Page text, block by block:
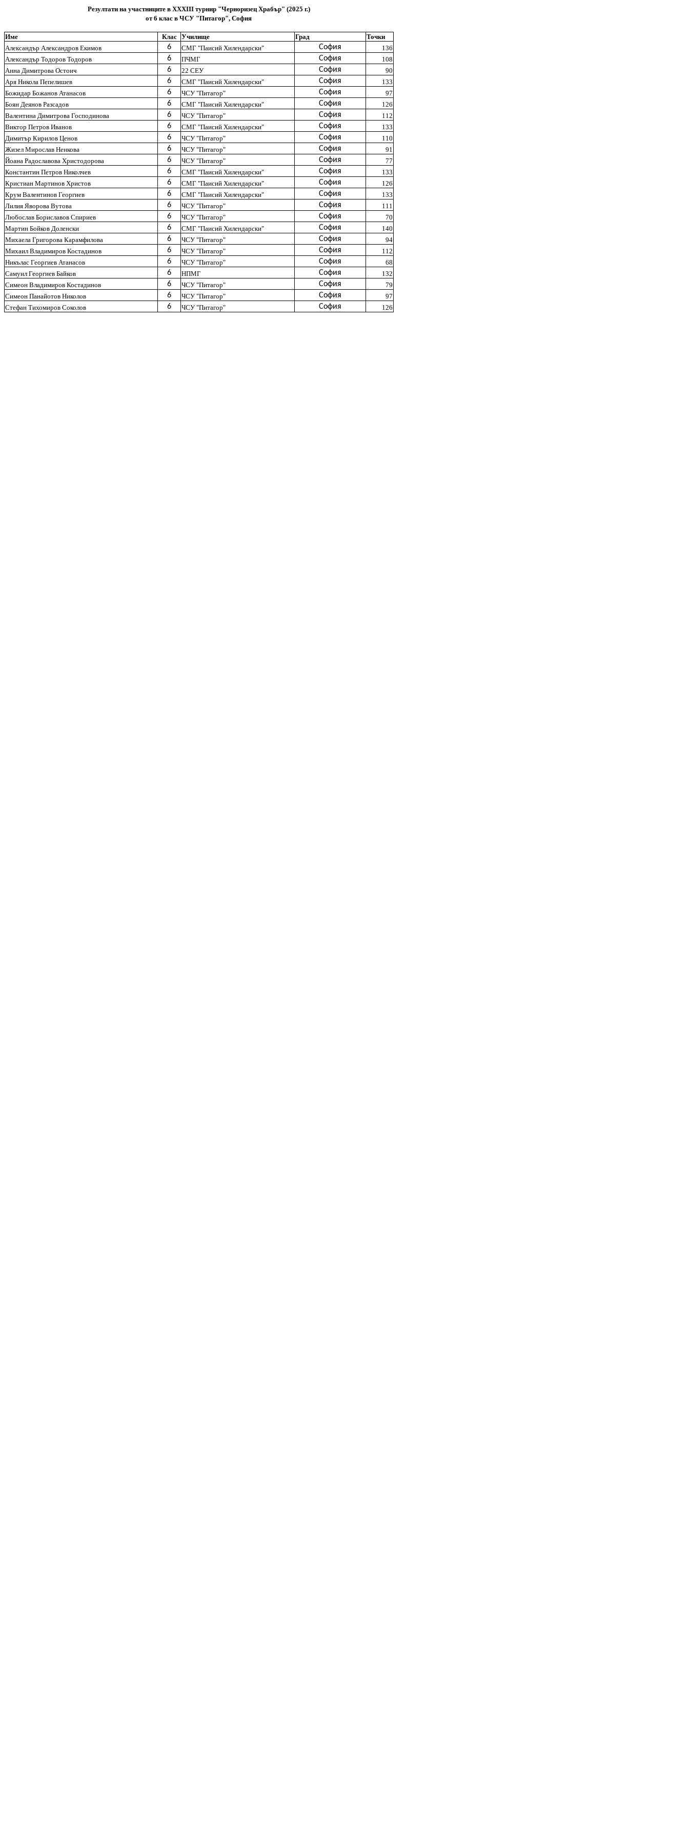
Резултати на участниците в XХXIII турнир "Черноризец Храбър" (2025 г.)
от 6 клас в ЧСУ "Питагор", София
Име Клас Училище Град
Точки
Александър Александров Екимов
6 СМГ "Паисий Хилендарски" София
136
Александър Тодоров Тодоров
6 ПЧМГ София
108
Анна Димитрова Остоич
6 22 СЕУ София
90
Аря Никола Пепелишев
6 СМГ "Паисий Хилендарски" София
133
Божидар Божанов Атанасов
6 ЧСУ "Питагор" София
97
Боян Деянов Разсадов
6 СМГ "Паисий Хилендарски" София
126
Валентина Димитрова Господинова
6 ЧСУ "Питагор" София
112
Виктор Петров Иванов
6 СМГ "Паисий Хилендарски" София
133
Димитър Кирилов Ценов
6 ЧСУ "Питагор" София
110
Жизел Мирослав Ненкова
6 ЧСУ "Питагор" София
91
Йоана Радославова Христодорова
6 ЧСУ "Питагор" София
77
Константин Петров Николчев
6 СМГ "Паисий Хилендарски" София
133
Кристиан Мартинов Христов
6 СМГ "Паисий Хилендарски" София
126
Крум Валентинов Георгиев
6 СМГ "Паисий Хилендарски" София
133
Лилия Яворова Вутова
6 ЧСУ "Питагор" София
111
Любослав Бориславов Спириев
6 ЧСУ "Питагор" София
70
Мартин Бойков Доленски
6 СМГ "Паисий Хилендарски" София
140
Михаела Григорова Карамфилова
6 ЧСУ "Питагор" София
94
Михаил Владимиров Костадинов
6 ЧСУ "Питагор" София
112
Никълас Георгиев Атанасов
6 ЧСУ "Питагор" София
68
Самуил Георгиев Байков
6 НПМГ София
132
Симеон Владимиров Костадинов
6 ЧСУ "Питагор" София
79
Симеон Панайотов Николов
6 ЧСУ "Питагор" София
97
Стефан Тихомиров Соколов
6 ЧСУ "Питагор" София 126